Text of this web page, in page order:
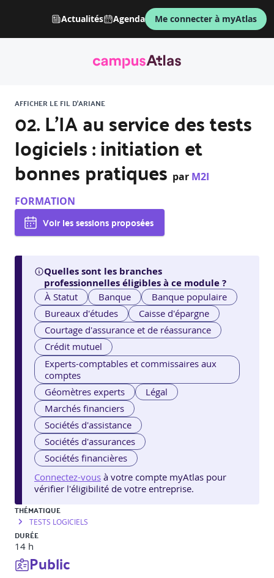
Actualités Agenda Me connecter à myAtlas
AFFICHER LE FIL D'ARIANE
02. L’IA au service des tests
logiciels : initiation et
bonnes pratiques par M2I
FORMATION
Voir les sessions proposées
Quelles sont les branches
professionnelles éligibles à ce module ?
À Statut Banque
Banque populaire
Bureaux d'études
Caisse d'épargne
Courtage d'assurance et de réassurance
Crédit mutuel
Experts-comptables et commissaires aux
comptes
Géomètres experts
Légal
Marchés financiers
Sociétés d'assistance
Sociétés d'assurances
Sociétés financières
Connectez-vous à votre compte myAtlas pour
vérifier l'éligibilité de votre entreprise.
THÉMATIQUE
TESTS LOGICIELS
DURÉE
14 h
Public